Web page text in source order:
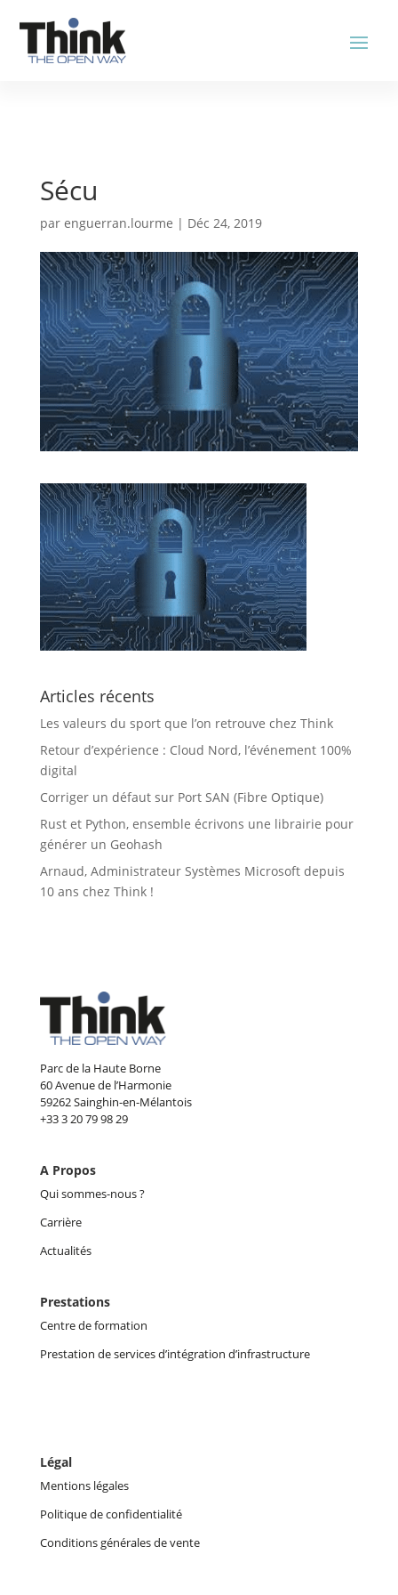
Sécu
par enguerran.lourme | Déc 24, 2019
Articles récents
Les valeurs du sport que l’on retrouve chez Think
Retour d’expérience : Cloud Nord, l’événement 100%
digital
Corriger un défaut sur Port SAN (Fibre Optique)
Rust et Python, ensemble écrivons une librairie pour
générer un Geohash
Arnaud, Administrateur Systèmes Microsoft depuis
10 ans chez Think !
Parc de la Haute Borne
60 Avenue de l’Harmonie
59262 Sainghin-en-Mélantois
+33 3 20 79 98 29
A Propos
Qui sommes-nous ?
Carrière
Actualités
Prestations
Centre de formation
Prestation de services d’intégration d’infrastructure
Légal
Mentions légales
Politique de confidentialité
Conditions générales de vente